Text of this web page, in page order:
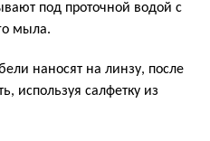
под проточной водой с
мыла.
наносят на линзу, после
используя салфетку из